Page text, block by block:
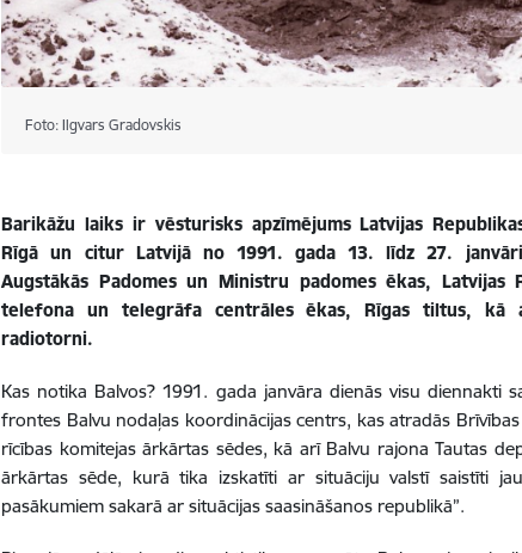
Foto: Ilgvars Gradovskis
Barikāžu laiks ir vēsturisks apzīmējums Latvijas
Rīgā un citur Latvijā no 1991. gada 13. līdz 27.
Augstākās Padomes un Ministru padomes ēkas, Latvijas
telefona un telegrāfa centrāles ēkas, Rīgas tiltus, kā
radiotorni.
Kas notika Balvos? 1991. gada janvāra dienās visu diennakti
frontes Balvu nodaļas koordinācijas centrs, kas atradās
rīcības komitejas ārkārtas sēdes, kā arī Balvu rajona Tautas
ārkārtas sēde, kurā tika izskatīti ar situāciju valstī saistīti
pasākumiem sakarā ar situācijas saasināšanos republikā”.